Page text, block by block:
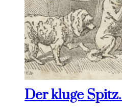
Der kluge